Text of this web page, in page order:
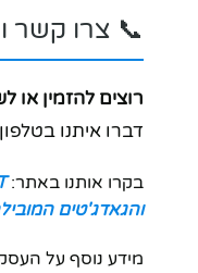
📞 צרו קשר
רוצים להזמין או
דברו איתנו
בקרו אותנו באתר:
והגאדג'טים
מידע נוסף על